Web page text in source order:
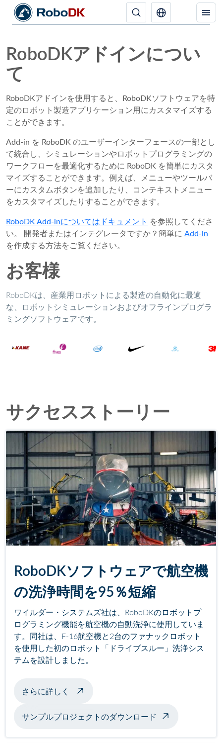
RoboDKアドインについ
て
RoboDKアドインを使用すると、RoboDKソフトウェアを特
定のロボット製造アプリケーション用にカスタマイズする
ことができます。
Add-in を RoboDK のユーザーインターフェースの一部とし
て統合し、シミュレーションやロボットプログラミングの
ワークフローを最適化するために RoboDK を簡単にカスタ
マイズすることができます。例えば、メニューやツールバ
ーにカスタムボタンを追加したり、コンテキストメニュー
をカスタマイズしたりすることができます。
RoboDK Add-inについてはドキュメント
を参照してくださ
い。 開発者またはインテグレータですか？簡単に Add-in
を作成する方法をご覧ください。
お客様
RoboDKは、産業用ロボットによる製造の自動化に最適
な、ロボットシミュレーションおよびオフラインプログラ
ミングソフトウェアです。
サクセスストーリー
RoboDKソフトウェアで航空機
の洗浄時間を95％短縮
ワイルダー・システムズ社は、RoboDKのロボットプ
ログラミング機能を航空機の自動洗浄に使用していま
す。同社は、F-16航空機と2台のファナックロボット
を使用した初のロボット「ドライブスルー」洗浄シス
テムを設計しました。
さらに詳しく 飛行機の自動洗浄について
サンプルプロジェクトのダウンロード